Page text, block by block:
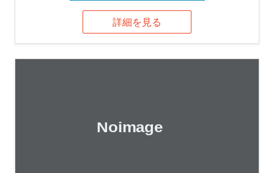
詳細を見る